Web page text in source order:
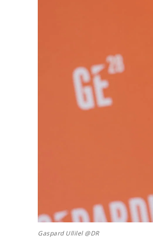
Gaspard Ullilel @DR